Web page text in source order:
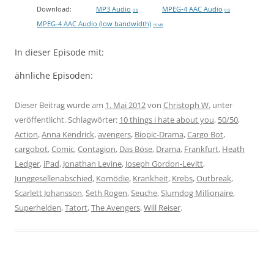
Download: MP3 Audio 0 B MPEG-4 AAC Audio 0 B
MPEG-4 AAC Audio (low bandwidth) 16 MB
In dieser Episode mit:
ähnliche Episoden:
Dieser Beitrag wurde am 1. Mai 2012von Christoph W. unter
veröffentlicht. Schlagwörter: 10 things i hate about you, 50/50,
Action,Anna Kendrick,avengers, Biopic-Drama,Cargo Bot,
cargobot,Comic,Contagion, Das Böse, Drama, Frankfurt, Heath
Ledger, iPad, Jonathan Levine, Joseph Gordon-Levitt,
Junggesellenabschied, Komödie, Krankheit, Krebs,Outbreak,
Scarlett Johansson,Seth Rogen,Seuche,Slumdog Millionaire,
Superhelden,Tatort,The Avengers,Will Reiser.